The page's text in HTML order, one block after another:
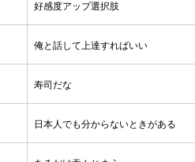
好感度アップ選択肢
俺と話して上達すればいい
寿司だな
日本人でも分からないときがある